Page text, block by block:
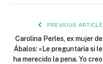
PREVIOUS ARTICLE
Carolina Perles, ex mujer de
Ábalos: «Le preguntaría si le
ha merecido la pena. Yo creo